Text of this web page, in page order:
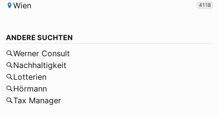
Wien
4118
ANDERE SUCHTEN
Werner Consult
Nachhaltigkeit
Lotterien
Hörmann
Tax Manager